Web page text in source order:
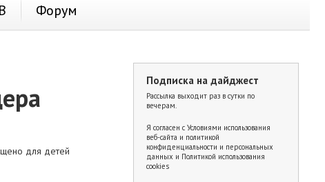
Форум
для детей
Подписка на дайджест
Рассылка выходит раз в сутки по
вечерам.
Я согласен с Условиями использования
веб-сайта и политикой
конфиденциальности и персональных
данных и Политикой использования
cookies